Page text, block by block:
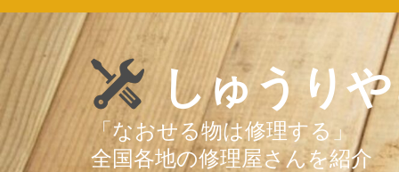
Skip
to
content
しゅうり